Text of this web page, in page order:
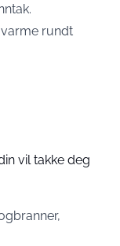
rundt
vil takke deg